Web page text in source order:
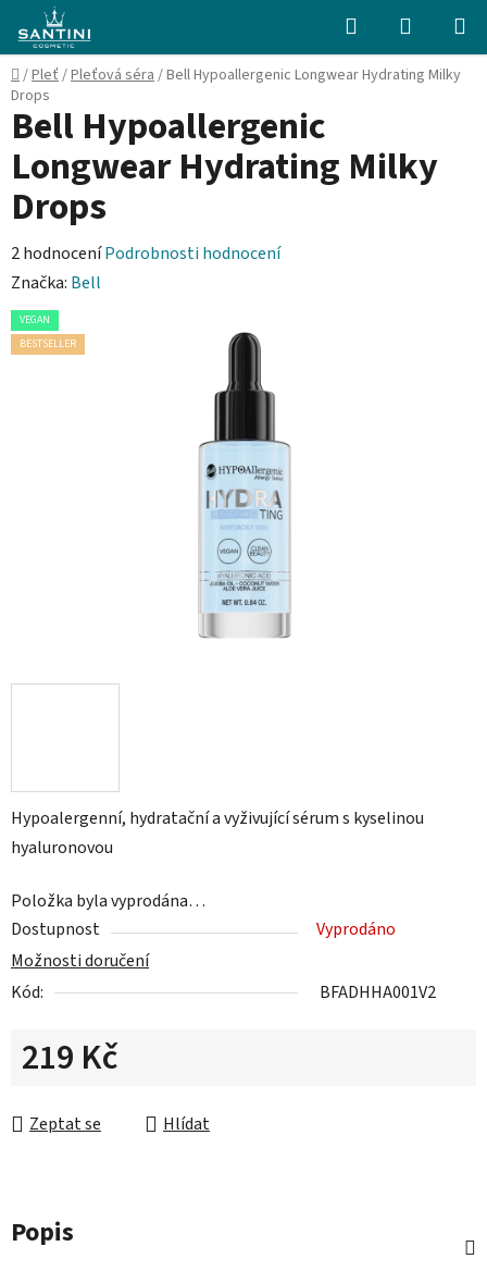
obsah
Hledat
KOŠÍK
Domů
/Pleť/Pleťová séra/Bell Hypoallergenic Longwear Hydrating Milky
Drops
Hypoalergenní, hydratační a vyživující sérum s kyselinou
hyaluronovou
Položka byla vyprodána…
Dostupnost
Vyprodáno
Možnosti doručení
Kód:
BFADHHA001V2
219 Kč
Zeptat se
Hlídat
Bell Hypoallergenic
Longwear Hydrating Milky
Drops
Průměrné
hodnocení
produktu
je
2 hodnoceníPodrobnosti hodnocení
Značka: Bell
VEGAN
BESTSELLER
Popis